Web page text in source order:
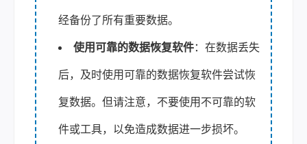
经备份了所有重要数据。
使用可靠的数据恢复软件：在数据丢失
后，及时使用可靠的数据恢复软件尝试恢
复数据。但请注意，不要使用不可靠的软
件或工具，以免造成数据进一步损坏。